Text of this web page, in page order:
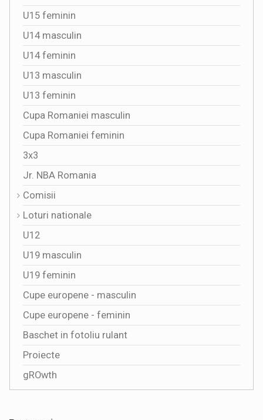
U15 feminin
U14 masculin
U14 feminin
U13 masculin
U13 feminin
Cupa Romaniei masculin
Cupa Romaniei feminin
3x3
Jr. NBA Romania
Comisii
Loturi nationale
U12
U19 masculin
U19 feminin
Cupe europene - masculin
Cupe europene - feminin
Baschet in fotoliu rulant
Proiecte
gROwth